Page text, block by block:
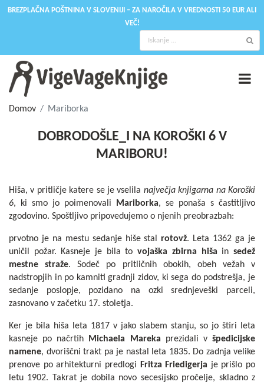
BREZPLAČNA POŠTNINA V SLOVENIJI – ZA NAROČILA V VREDNOSTI 50 EUR ALI
VEČ!
Domov Mariborka
DOBRODOŠLE_I NA KOROŠKI 6 V
MARIBORU!
Hiša, v pritličje katere se je vselila največja knjigarna na Koroški
6, ki smo jo poimenovali Mariborka, se ponaša s častitljivo
zgodovino. Spoštljivo pripovedujemo o njenih preobrazbah:
prvotno je na mestu sedanje hiše stalrotovž. Leta 1362 ga je
uničil požar. Kasneje je bila tovojaška zbirna hiša insedež
mestne straže. Sodeč po pritličnih obokih, obeh vežah v
nadstropjih in po kamniti gradnji zidov, ki sega do podstrešja, je
sedanje poslopje, pozidano na ozki srednjeveški parceli,
zasnovano v začetku 17. stoletja.
Ker je bila hiša leta 1817 v jako slabem stanju, so jo štiri leta
kasneje po načrtih
Michaela Mareka prezidali všpedicijske
namene, dvoriščni trakt pa je nastal leta 1835. Do zadnja velike
prenove po arhitekturni predlogi
Fritza Friedigerja je prišlo po
letu 1902. Takrat je dobila novo secesijsko pročelje, skladno z